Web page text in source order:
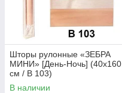
Шторы рулонные «ЗЕБРА
МИНИ» [День-Ночь] (40х160
см / B 103)
В наличии